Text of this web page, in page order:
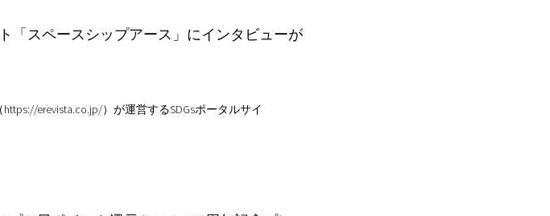
「スペースシップアース」にインタビューが
erevista.co.jp/）が運営するSDGsポータルサイ